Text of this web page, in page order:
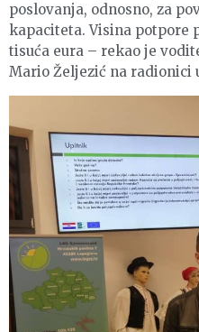
poslovanja, odnosno, za
kapaciteta. Visina potpore
tisuća eura – rekao je
Mario Željezić na radionici